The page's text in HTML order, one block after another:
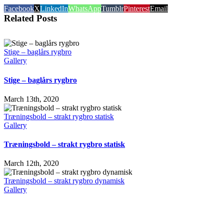
FacebookXLinkedInWhatsAppTumblrPinterestEmail
Related Posts
Stige – baglårs rygbro
Gallery
Stige – baglårs rygbro
March 13th, 2020
Træningsbold – strakt rygbro statisk
Gallery
Træningsbold – strakt rygbro statisk
March 12th, 2020
Træningsbold – strakt rygbro dynamisk
Gallery